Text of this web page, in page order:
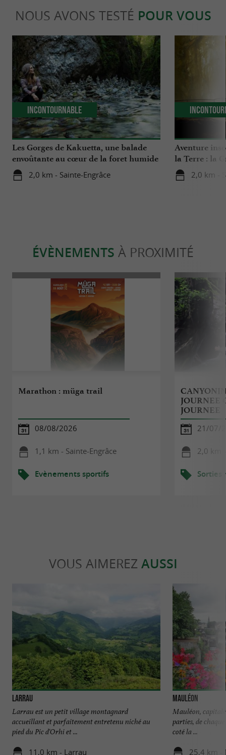
NOUS AVONS TESTÉ POUR VOUS
Les Gorges de Kakuetta, une balade
envoûtante au cœur de la foret humide
du Pays Basque
2,0 km - Sainte-Engrâce
Incontournable
Aventure
la Terre : la
2,0 km -
ÉVÈNEMENTS À PROXIMITÉ
Marathon : müga trail
08/08/2026
1,1 km - Sainte-Engrâce
Evènements sportifs
JOURNEE
JOURNEE
21/07/
2,0 km
Sorties
VOUS AIMEREZ AUSSI
Larrau
Larrau est un petit village montagnard
accueillant et parfaitement entretenu niché au
pied du Pic d'Orhi et ...
11,0 km - Larrau
Mauléon
Mauléon, capitale
parties, de
coté la ...
25,4 km -